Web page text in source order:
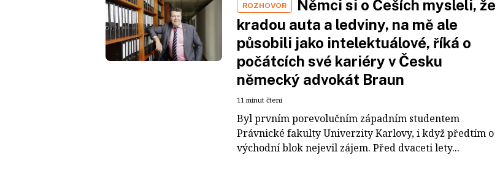
ROZHOVOR
Němci si o Češích mysleli, že
kradou auta a ledviny, na mě ale
působili jako intelektuálové, říká o
počátcích své kariéry v Česku
německý advokát Braun
11 minut čtení
Byl prvním porevolučním západním studentem
Právnické fakulty Univerzity Karlovy, i když předtím o
východní blok nejevil zájem. Před dvaceti lety...